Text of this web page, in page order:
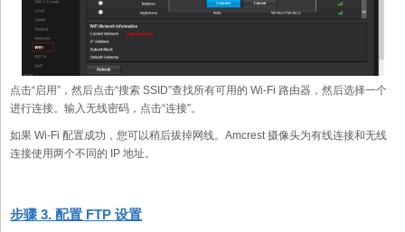
点击“启用”，然后点击“搜索 SSID”查找所有可用的 Wi-Fi 路由器，然后选择一个
进行连接。输入无线密码，点击“连接”。
如果 Wi-Fi 配置成功，您可以稍后拔掉网线。Amcrest 摄像头为有线连接和无线
连接使用两个不同的 IP 地址。
步骤 3. 配置 FTP 设置